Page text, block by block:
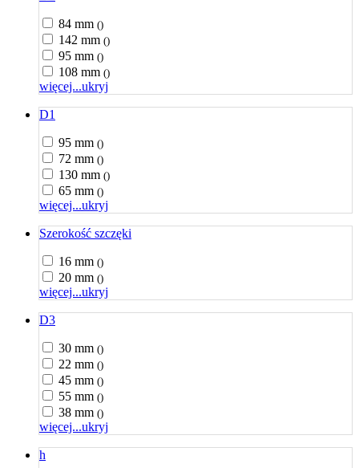
84 mm ()
142 mm ()
95 mm ()
108 mm ()
więcej...ukryj
D1
95 mm ()
72 mm ()
130 mm ()
65 mm ()
więcej...ukryj
Szerokość szczęki
16 mm ()
20 mm ()
więcej...ukryj
D3
30 mm ()
22 mm ()
45 mm ()
55 mm ()
38 mm ()
więcej...ukryj
h